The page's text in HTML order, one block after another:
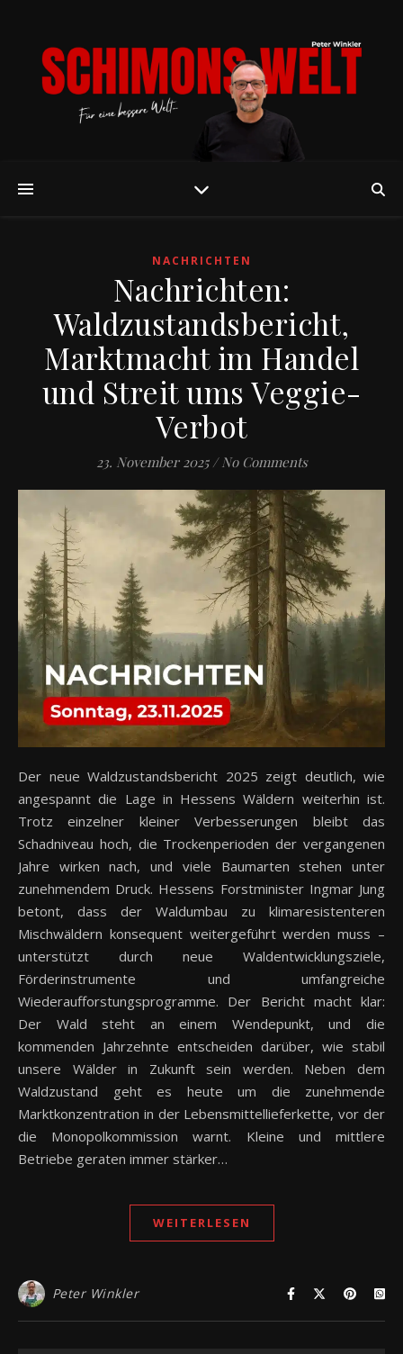
NACHRICHTEN
Nachrichten:
Waldzustandsbericht,
Marktmacht im Handel
und Streit ums Veggie-
Verbot
23. November 2025 / No Comments
Der neue Waldzustandsbericht 2025 zeigt deutlich, wie
angespannt die Lage in Hessens Wäldern weiterhin ist.
Trotz einzelner kleiner Verbesserungen bleibt das
Schadniveau hoch, die Trockenperioden der vergangenen
Jahre wirken nach, und viele Baumarten stehen unter
zunehmendem Druck. Hessens Forstminister Ingmar Jung
betont, dass der Waldumbau zu klimaresistenteren
Mischwäldern konsequent weitergeführt werden muss –
unterstützt durch neue Waldentwicklungsziele,
Förderinstrumente und umfangreiche
Wiederaufforstungsprogramme. Der Bericht macht klar:
Der Wald steht an einem Wendepunkt, und die
kommenden Jahrzehnte entscheiden darüber, wie stabil
unsere Wälder in Zukunft sein werden. Neben dem
Waldzustand geht es heute um die zunehmende
Marktkonzentration in der Lebensmittellieferkette, vor der
die Monopolkommission warnt. Kleine und mittlere
Betriebe geraten immer stärker…
WEITERLESEN
Peter Winkler